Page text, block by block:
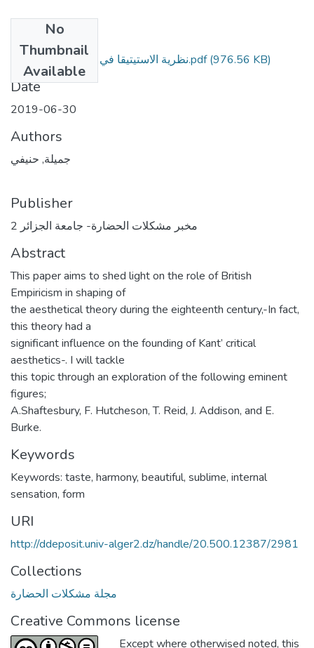
No
Thumbnail
Available
نظرية الاستيتيقا في التجريبية البريطانية.pdf(976.56 KB)
Date
2019-06-30
Authors
جميلة, حنيفي
Publisher
مخبر مشكلات الحضارة- جامعة الجزائر 2
Abstract
This paper aims to shed light on the role of British
Empiricism in shaping of
the aesthetical theory during the eighteenth century,-In fact,
this theory had a
significant influence on the founding of Kant’ critical
aesthetics-. I will tackle
this topic through an exploration of the following eminent
figures;
A.Shaftesbury, F. Hutcheson, T. Reid, J. Addison, and E.
Burke.
Keywords
Keywords: taste, harmony, beautiful, sublime, internal
sensation, form
URI
http://ddeposit.univ-alger2.dz/handle/20.500.12387/2981
Collections
مجلة مشكلات الحضارة
Creative Commons license
Except where otherwised noted, this